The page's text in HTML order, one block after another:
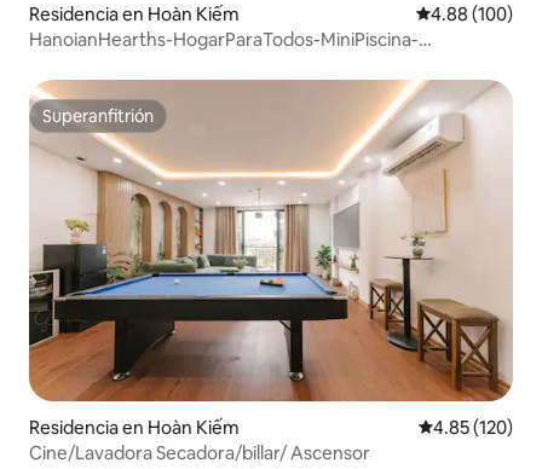
Residencia en Hoàn Kiếm Calificación
4.88 (100)
HanoianHearths-HogarParaTodos-MiniPiscina-
Superanfitrión
Superanfitrión
Residencia en Hoàn Kiếm Calificación
4.85 (120)
Cine/Lavadora Secadora/billar/ Ascensor